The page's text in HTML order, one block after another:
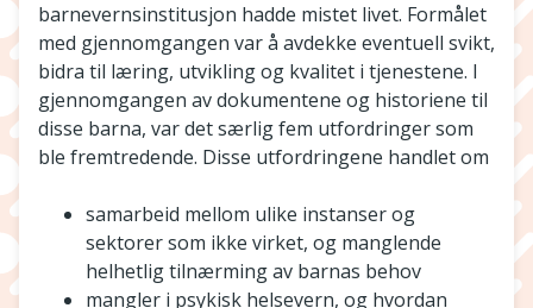
barnevernsinstitusjon hadde mistet livet. Formålet
med gjennomgangen var å avdekke eventuell svikt,
bidra til læring, utvikling og kvalitet i tjenestene. I
gjennomgangen av dokumentene og historiene til
disse barna, var det særlig fem utfordringer som
ble fremtredende. Disse utfordringene handlet om
samarbeid mellom ulike instanser og
sektorer som ikke virket, og manglende
helhetlig tilnærming av barnas behov
mangler i psykisk helsevern, og hvordan